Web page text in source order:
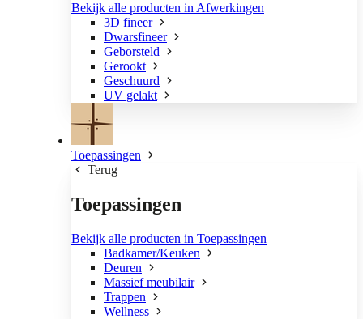
Bekijk alle producten in Afwerkingen
3D fineer
Dwarsfineer
Geborsteld
Gerookt
Geschuurd
UV gelakt
Toepassingen
Terug
Toepassingen
Bekijk alle producten in Toepassingen
Badkamer/Keuken
Deuren
Massief meubilair
Trappen
Wellness